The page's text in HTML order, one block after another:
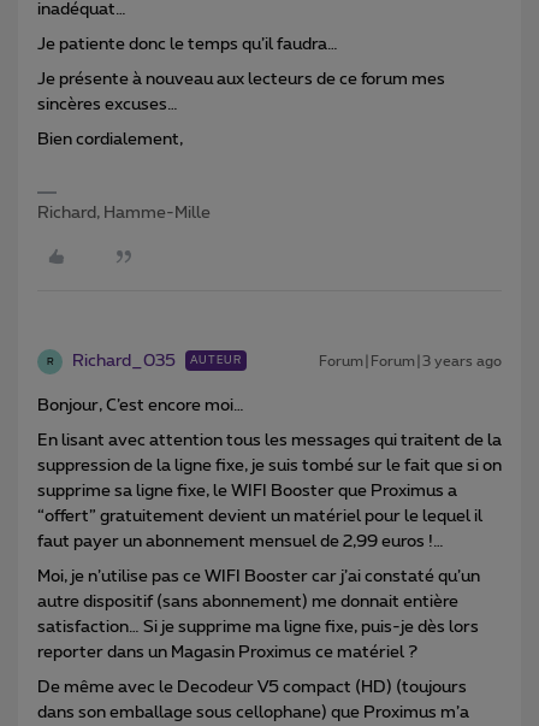
inadéquat…
Je patiente donc le temps qu’il faudra…
Je présente à nouveau aux lecteurs de ce forum mes
sincères excuses…
Bien cordialement,
Richard, Hamme-Mille
R Richard_035 AUTEUR Forum|Forum|3 years ago
Bonjour, C’est encore moi…
En lisant avec attention tous les messages qui traitent de la
suppression de la ligne fixe, je suis tombé sur le fait que si on
supprime sa ligne fixe, le WIFI Booster que Proximus a
“offert” gratuitement devient un matériel pour le lequel il
faut payer un abonnement mensuel de 2,99 euros !…
Moi, je n’utilise pas ce WIFI Booster car j’ai constaté qu’un
autre dispositif (sans abonnement) me donnait entière
satisfaction… Si je supprime ma ligne fixe, puis-je dès lors
reporter dans un Magasin Proximus ce matériel ?
De même avec le Decodeur V5 compact (HD) (toujours
dans son emballage sous cellophane) que Proximus m’a